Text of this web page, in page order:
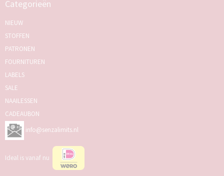
Categorieën
NIEUW
STOFFEN
PATRONEN
FOURNITUREN
LABELS
SALE
NAAILESSEN
CADEAUBON
info@senzalimits.nl
Ideal is vanaf nu